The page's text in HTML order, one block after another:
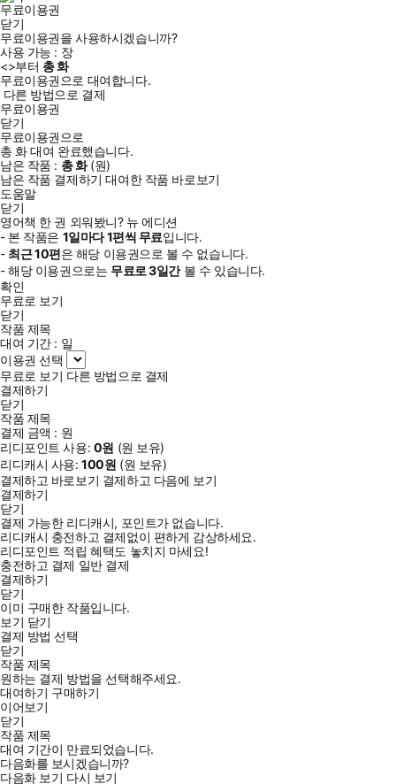
무료이용권
닫기
무료이용권을 사용하시겠습니까?
사용 가능 : 장
<>부터 총화
무료이용권으로 대여합니다.
다른 방법으로 결제
무료이용권
닫기
무료이용권으로
총 화대여 완료했습니다.
남은 작품 : 총화(원)
남은 작품 결제하기 대여한 작품 바로보기
도움말
닫기
영어책 한 권 외워봤니? 뉴 에디션
- 본 작품은 1일마다1편씩 무료입니다.
- 최근10편은 해당 이용권으로 볼 수 없습니다.
- 해당 이용권으로는 무료로3일간볼 수 있습니다.
확인
무료로 보기
닫기
작품 제목
대여 기간 : 일
이용권 선택
무료로 보기 다른 방법으로 결제
결제하기
닫기
작품 제목
결제 금액 : 원
리디포인트 사용: 0원 (원 보유)
리디캐시 사용:100원 (원 보유)
결제하고 바로보기 결제하고 다음에 보기
결제하기
닫기
결제 가능한 리디캐시, 포인트가 없습니다.
리디캐시 충전하고 결제없이 편하게 감상하세요.
리디포인트 적립 혜택도 놓치지 마세요!
충전하고 결제 일반 결제
결제하기
닫기
이미 구매한 작품입니다.
보기 닫기
결제 방법 선택
닫기
작품 제목
원하는 결제 방법을 선택해주세요.
대여하기 구매하기
이어보기
닫기
작품 제목
대여 기간이 만료되었습니다.
다음화를 보시겠습니까?
다음화 보기 다시 보기